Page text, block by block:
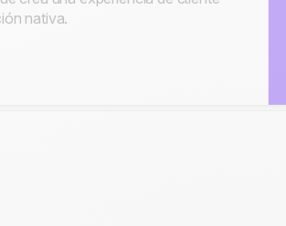
nativa.